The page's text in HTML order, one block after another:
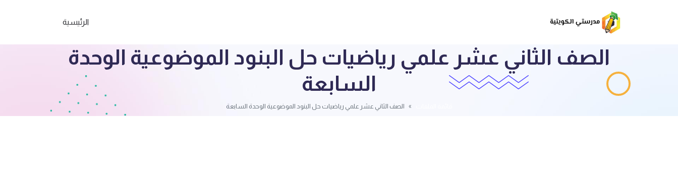
الرئيسية
الصف الثاني عشر علمي رياضيات حل البنود الموضوعية الوحدة
السابعة
الصف الثاني عشر علمي رياضيات حل البنود الموضوعية الوحدة السابعة